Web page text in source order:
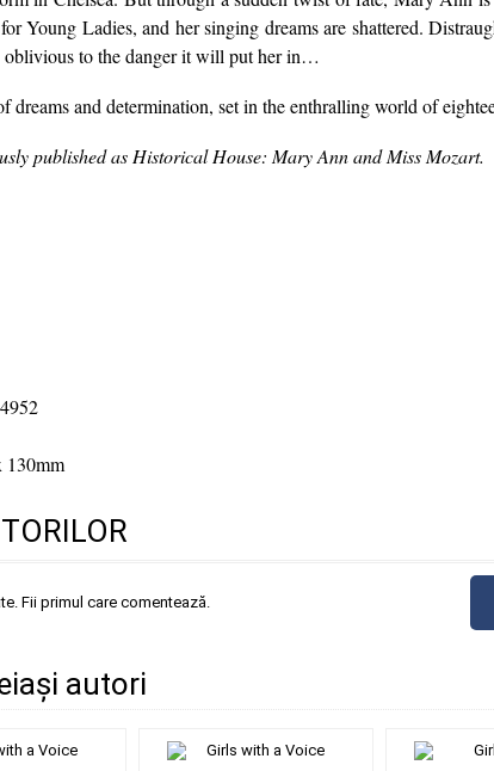
Young Ladies, and her singing dreams are shattered.
oblivious to the danger it will put her in…
dreams and determination, set in the enthralling world of
published as Historical House: Mary Ann and Miss Mozart.
Fii primul care comentează.
autori